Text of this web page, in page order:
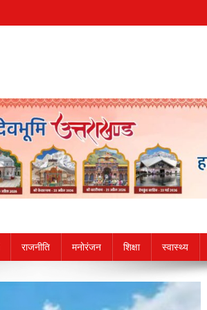
राजनीति मनोरंजन शिक्षा स्वास्थ्य